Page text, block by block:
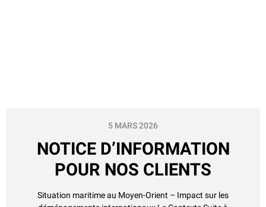
NOTICE D’INFORMATION
POUR NOS CLIENTS
5 MARS 2026
Situation maritime au Moyen-Orient – Impact sur les